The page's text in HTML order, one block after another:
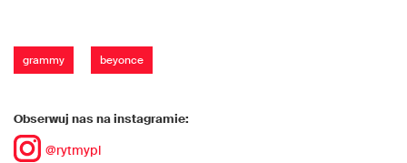
grammy beyonce
Obserwuj nas na instagramie:
@rytmypl